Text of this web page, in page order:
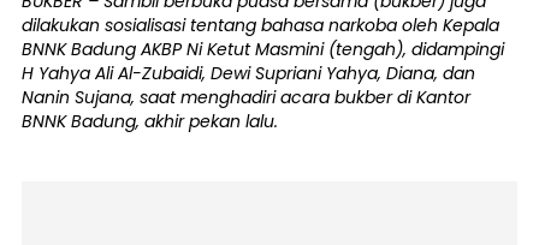
dilakukan sosialisasi tentang bahasa narkoba oleh Kepala
BNNK Badung AKBP Ni Ketut Masmini (tengah), didampingi
H Yahya Ali Al-Zubaidi, Dewi Supriani Yahya, Diana, dan
Nanin Sujana, saat menghadiri acara bukber di Kantor
BNNK Badung, akhir pekan lalu.